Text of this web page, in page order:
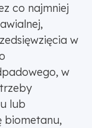
co najmniej
w
w
lub
biometanu,